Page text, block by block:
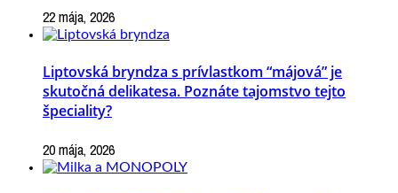
22 mája, 2026
Liptovská bryndza s prívlastkom “májová” je
skutočná delikatesa. Poznáte tajomstvo tejto
špeciality?
20 mája, 2026